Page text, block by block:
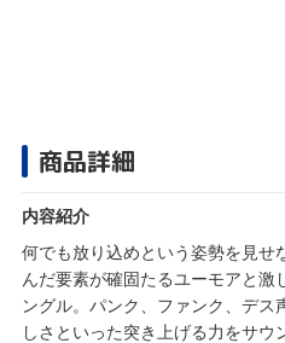
商品詳細
内容紹介
何でも放り込めという姿勢を見せ
んだ要素が確固たるユーモアと激
ングル。パンク、ファンク、デス
しさといった突き上げる力をサウ